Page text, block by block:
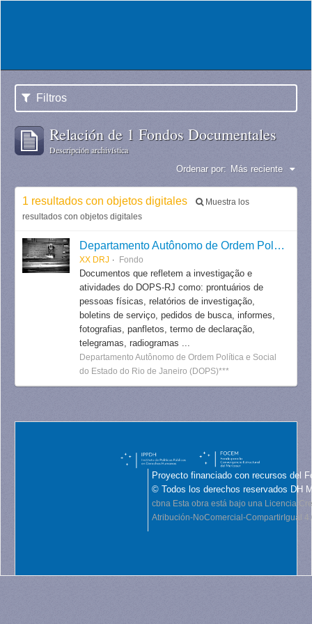
Filtros
Relación de 1 Fondos Documentales
Descripción archivística
Ordenar por: Más reciente
1 resultados con objetos digitales
Muestra los
resultados con objetos digitales
Departamento Autônomo de Ordem Política e Social do Estado do Rio de Janeiro
XX DRJ Fondo
Documentos que refletem a investigação e
atividades do DOPS-RJ como: prontuários de
pessoas físicas, relatórios de investigação,
boletins de serviço, pedidos de busca, informes,
fotografias, panfletos, termo de declaração,
telegramas, radiogramas ...
Departamento Autônomo de Ordem Política e Social
do Estado do Rio de Janeiro (DOPS)***
Proyecto financiado con recursos del
© Todos los derechos reservados DH
cbna Esta obra está bajo una Licencia
Atribución-NoComercial-CompartirIgual